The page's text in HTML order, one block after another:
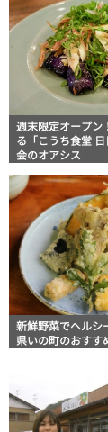
週末限定オープン
る「こうち食堂
会のオアシス
新鮮野菜でヘルシ
県いの町のおすす